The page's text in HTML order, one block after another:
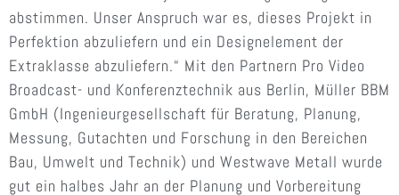
abstimmen. Unser Anspruch war es, dieses Projekt in
Perfektion abzuliefern und ein Designelement der
Extraklasse abzuliefern.“ Mit den Partnern Pro Video
Broadcast- und Konferenztechnik aus Berlin, Müller BBM
GmbH (Ingenieurgesellschaft für Beratung, Planung,
Messung, Gutachten und Forschung in den Bereichen
Bau, Umwelt und Technik) und Westwave Metall wurde
gut ein halbes Jahr an der Planung und Vorbereitung